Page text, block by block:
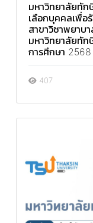
มหาวิทยาลัยทัก
เลือกบุคคลเพื่อ
สาขาวิชาพยาบ
มหาวิทยาลัยทัก
การศึกษา
407